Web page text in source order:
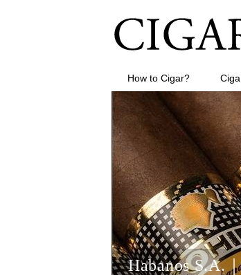
How to Cigar?
Habanos S.A.